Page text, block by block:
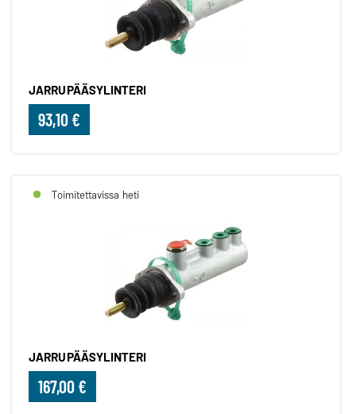
JARRUPÄÄSYLINTERI
93,10 €
Toimitettavissa heti
JARRUPÄÄSYLINTERI
167,00 €